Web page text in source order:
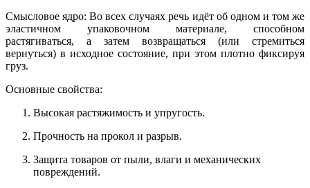
Смысловое ядро: Во всех случаях речь идёт об одном и том же
эластичном упаковочном материале, способном
растягиваться, а затем возвращаться (или стремиться
вернуться) в исходное состояние, при этом плотно фиксируя
груз.
Основные свойства:
Высокая растяжимость и упругость.
Прочность на прокол и разрыв.
Защита товаров от пыли, влаги и механических
повреждений.